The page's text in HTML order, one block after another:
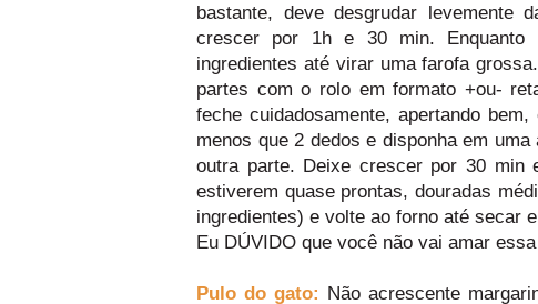
bastante, deve desgrudar levemente
crescer por 1h e 30 min. Enquanto
ingredientes até virar uma farofa
partes com o rolo em formato +ou-
feche cuidadosamente, apertando
menos que 2 dedos e disponha em
outra parte. Deixe crescer por 30 min
estiverem quase prontas, douradas
ingredientes) e volte ao forno até secar
Eu DÚVIDO que você não vai amar
Pulo do gato: Não acrescente